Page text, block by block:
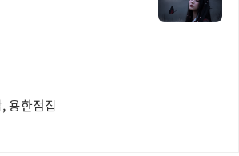
용한점집